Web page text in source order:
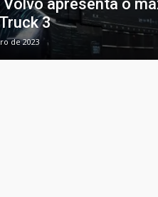
apresenta o
3
de 2023